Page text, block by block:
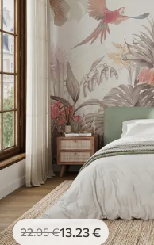
22.05€13 .23€